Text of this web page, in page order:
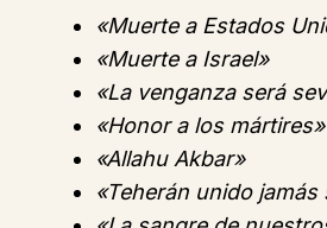
«Muerte a Estados
«Muerte a Israel»
«La venganza será
«Honor a los mártires»
«Allahu Akbar»
«Teherán unido